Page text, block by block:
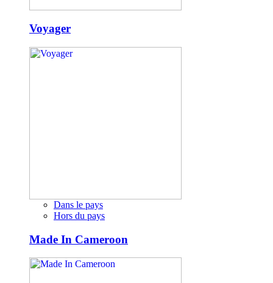
Voyager
Dans le pays
Hors du pays
Made In Cameroon